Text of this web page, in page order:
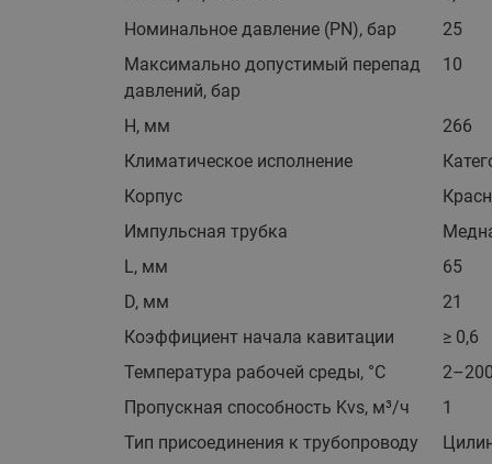
Номинальное давление (PN), бар
25
Максимально допустимый перепад
давлений, бар
10
H, мм
266
Климатическое исполнение
Корпус
Импульсная трубка
L, мм
65
D, мм
21
Коэффициент начала кавитации
≥ 0,6
Температура рабочей среды, °С
Пропускная способность Kvs, м³/ч
1
Тип присоединения к трубопроводу